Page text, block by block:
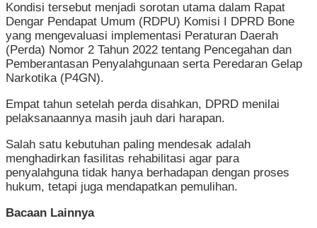
Kondisi tersebut menjadi sorotan utama dalam Rapat
Dengar Pendapat Umum (RDPU) Komisi I DPRD Bone
yang mengevaluasi implementasi Peraturan Daerah
(Perda) Nomor 2 Tahun 2022 tentang Pencegahan dan
Pemberantasan Penyalahgunaan serta Peredaran Gelap
Narkotika (P4GN).
Empat tahun setelah perda disahkan, DPRD menilai
pelaksanaannya masih jauh dari harapan.
Salah satu kebutuhan paling mendesak adalah
menghadirkan fasilitas rehabilitasi agar para
penyalahguna tidak hanya berhadapan dengan proses
hukum, tetapi juga mendapatkan pemulihan.
Bacaan Lainnya